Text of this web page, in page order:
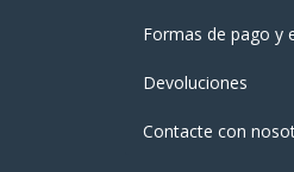
Formas de pago y
Devoluciones
Contacte con